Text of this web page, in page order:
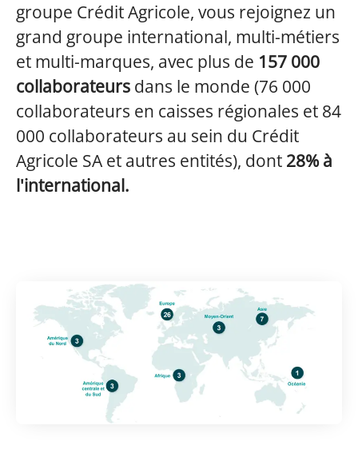
groupe Crédit Agricole, vous rejoignez un
grand groupe international, multi-métiers
et multi-marques, avec plus de 157 000
collaborateurs dans le monde (76 000
collaborateurs en caisses régionales et 84
000 collaborateurs au sein du Crédit
Agricole SA et autres entités), dont 28% à
l'international.